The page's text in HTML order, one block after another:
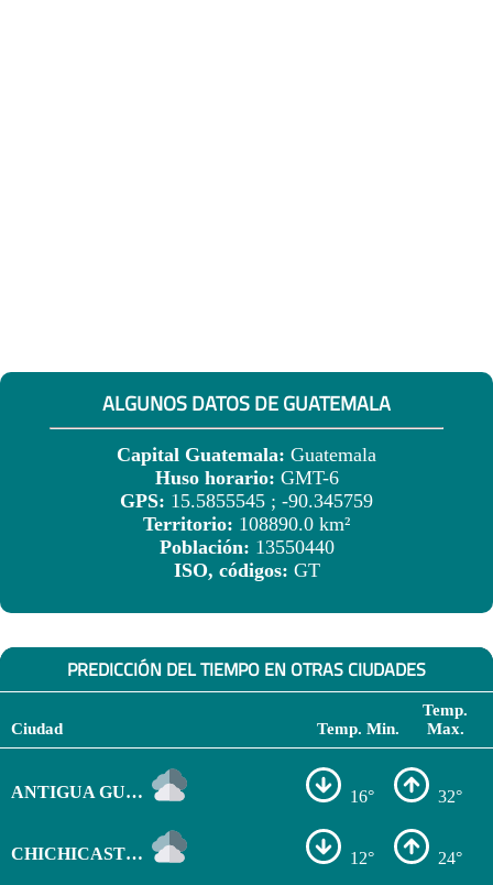
ALGUNOS DATOS DE GUATEMALA
Capital Guatemala: Guatemala
Huso horario: GMT-6
GPS: 15.5855545 ; -90.345759
Territorio: 108890.0 km²
Población: 13550440
ISO, códigos: GT
PREDICCIÓN DEL TIEMPO EN OTRAS CIUDADES
Ciudad Temp. Min.
Temp.
Max.
ANTIGUA GUATEMALA 16° 32°
CHICHICASTENANGO 12° 24°